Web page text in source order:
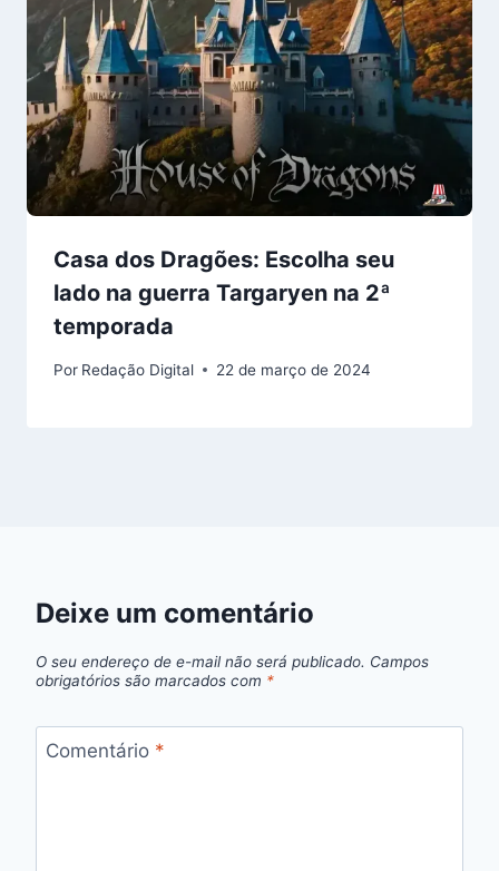
Casa dos Dragões: Escolha seu
lado na guerra Targaryen na 2ª
temporada
Por Redação Digital 22 de março de 2024
Deixe um comentário
O seu endereço de e-mail não será publicado. Campos
obrigatórios são marcados com *
Comentário *